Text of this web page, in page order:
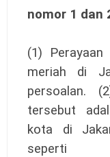
nomor 1 dan
(1)
meriah di
persoalan.
tersebut
kota di